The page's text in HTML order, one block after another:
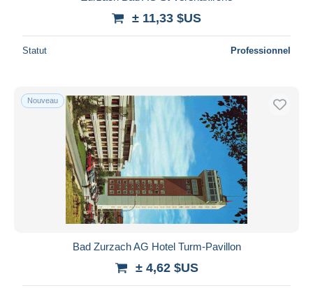
± 11,33 $US
Statut Professionnel
Nouveau
Bad Zurzach AG Hotel Turm-Pavillon
± 4,62 $US